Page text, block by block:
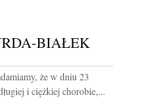
BIAŁEK
że w dniu 23
i ciężkiej chorobie,...